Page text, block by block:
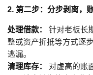
2. 第二步：分步剥离，
处理借款：
针对老板长
整或资产折抵等方式逐
逃漏。
清理库存：
对虚高的账